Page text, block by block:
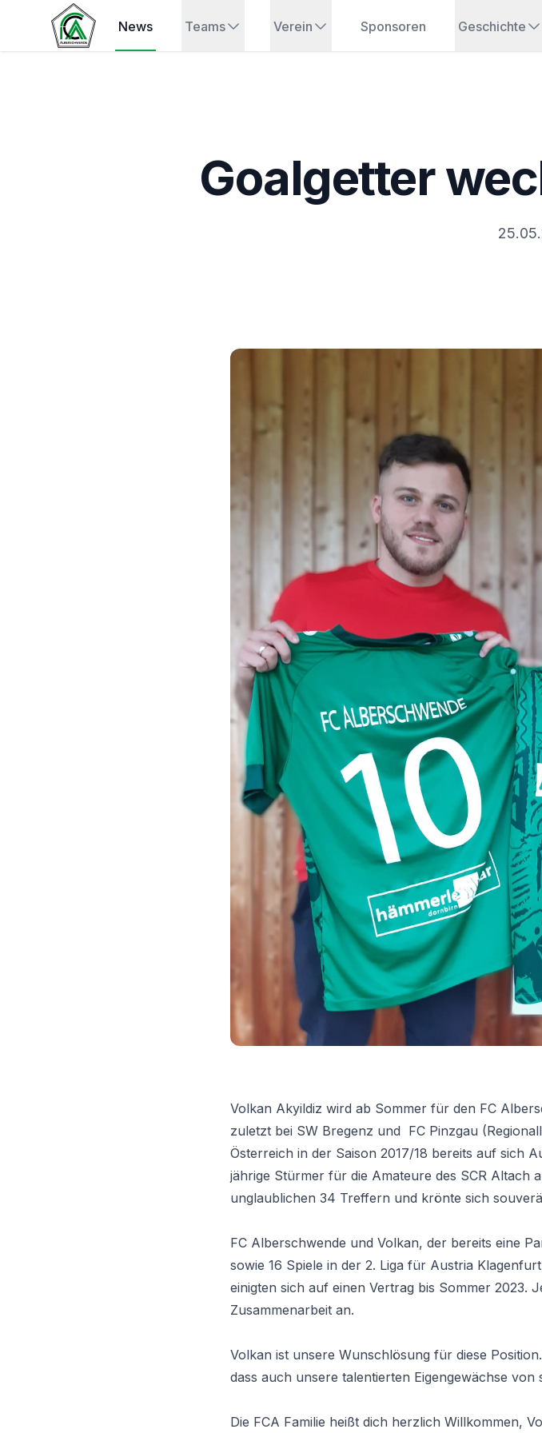
News Teams Verein Sponsoren Geschichte
Goalgetter
Volkan Akyildiz wird ab Sommer für den FC
zuletzt bei SW Bregenz und FC Pinzgau
Österreich in der Saison 2017/18 bereits auf sich
jährige Stürmer für die Amateure des SCR Altach
unglaublichen 34 Treffern und krönte sich
FC Alberschwende und Volkan, der bereits eine
sowie 16 Spiele in der 2. Liga für Austria
einigten sich auf einen Vertrag bis Sommer 2023.
Zusammenarbeit an.
Volkan ist unsere Wunschlösung für diese
dass auch unsere talentierten Eigengewächse
Die FCA Familie heißt dich herzlich Willkommen,